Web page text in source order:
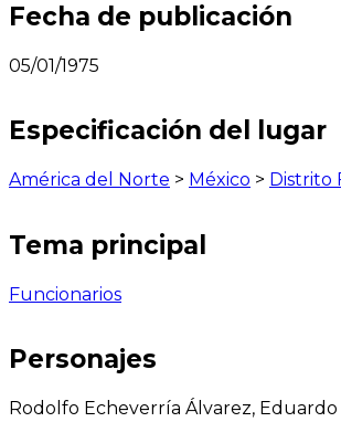
Fecha de publicación
05/01/1975
Especificación del lugar
América del Norte > México > Distrito
Tema principal
Funcionarios
Personajes
Rodolfo Echeverría Álvarez, Eduardo